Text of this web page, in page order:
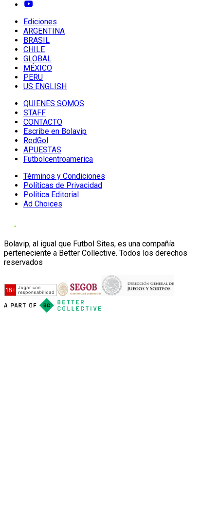
Ediciones
ARGENTINA
BRASIL
CHILE
GLOBAL
MÉXICO
PERU
US ENGLISH
QUIENES SOMOS
STAFF
CONTACTO
Escribe en Bolavip
RedGol
APUESTAS
Futbolcentroamerica
Términos y Condiciones
Políticas de Privacidad
Política Editorial
Ad Choices
Bolavip, al igual que Futbol Sites, es una compañía
perteneciente a Better Collective. Todos los derechos
reservados